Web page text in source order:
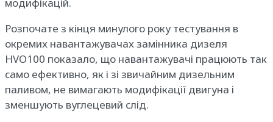
Розпочате з кінця минулого року тестування в
окремих навантажувачах замінника дизеля
HVO100 показало, що навантажувачі працюють так
само ефективно, як і зі звичайним дизельним
паливом, не вимагають модифікації двигуна і
зменшують вуглецевий слід.